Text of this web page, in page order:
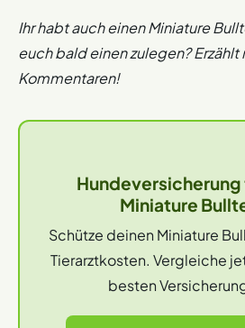
Ihr habt auch einen Miniature
euch bald einen zulegen? Erzählt
Kommentaren!
Hundeversicherung
Miniature
Schütze deinen Miniature
Tierarztkosten. Vergleiche
besten